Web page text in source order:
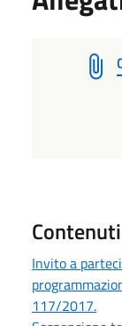
Invito a
117/2017.